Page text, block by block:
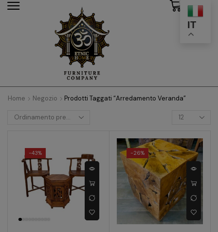
IT
Home Negozio Prodotti Taggati “arredamento Veranda”
-43% -26%